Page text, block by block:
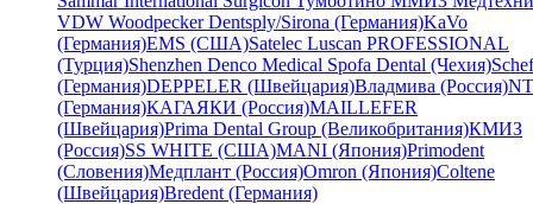
VDW WoodpeckerDentsply/Sirona (Германия)KaVo
(Германия)EMS (США)Satelec Luscan PROFESSIONAL
(Турция)Shenzhen Denco Medical Spofa Dental (Чехия)
(Германия)DEPPELER (Швейцария)Владмива (Россия)
(Германия)КАГАЯКИ (Россия)MAILLEFER
(Швейцария)Prima Dental Group (Великобритания)КМИЗ
(Россия)SS WHITE (США)MANI (Япония)Primodent
(Словения)Медплант (Россия)Omron (Япония)Coltene
(Швейцария)Bredent (Германия)